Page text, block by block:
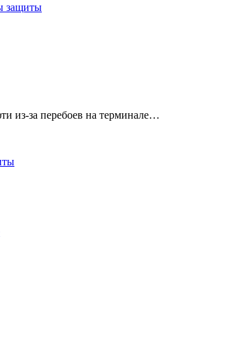
защиты
из-за перебоев на терминале…